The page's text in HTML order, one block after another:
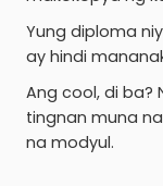
Yung diploma
ay hindi
Ang cool, di
tingnan muna
na modyul.